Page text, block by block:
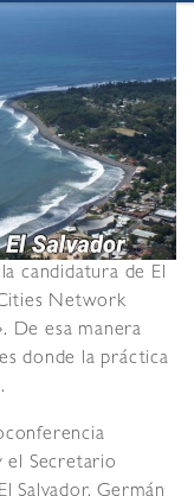
candidatura de El
Network
De esa manera
donde la práctica
el Secretario